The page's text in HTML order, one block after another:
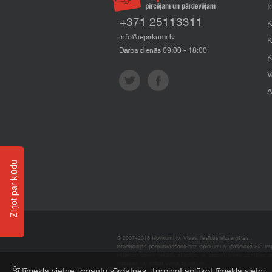
+371 25113311
info@iepirkumi.lv
Darba dienās 09:00 - 18:00
© 2007–2018 Iepirkumi.lv. Visas tiesības aizsargātas.
Informācijas pārpublicēšana bez iepirkumi.lv īpašnieka SIA
Ziņot par kļūdu